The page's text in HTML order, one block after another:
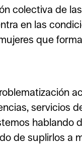
colectiva de
en las
que
servicios
hablando
de suplirlos a